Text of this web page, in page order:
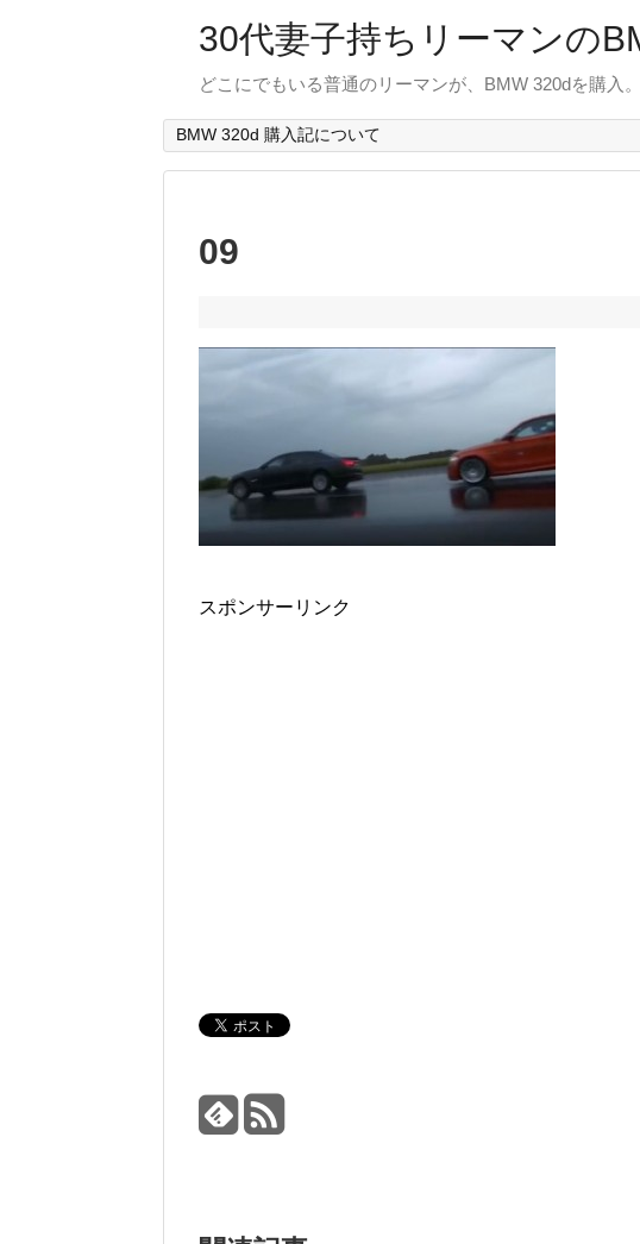
30代妻子持ちリーマンの
どこにでもいる普通のリーマンが、BMW 320dを購入
BMW 320d 購入記について
09
スポンサーリンク